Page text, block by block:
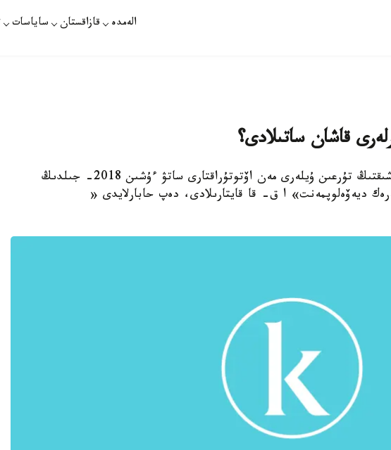
الەمدە قازاقستان ساياسات
قاشان ساتىلادى؟
استانا. قازاقپارات - ەكسپو- قالاشىقتىڭ تۇرعىن ۇيلەرى مەن اۆتوتۇراقتارى ساتۋ ءۇشىن 2018- جىلدىڭ
ديەۆەلوپمەنت» ا ق- قا قايتارىلادى، دەپ حابارلايدى «